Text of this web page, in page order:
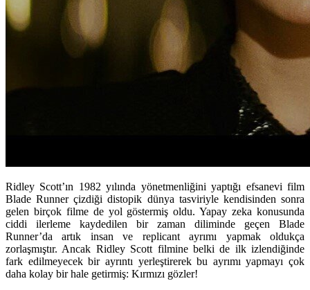
Ridley Scott’ın 1982 yılında yönetmenliğini yaptığı efsanevi film
Blade Runner çizdiği distopik dünya tasviriyle kendisinden sonra
gelen birçok filme de yol göstermiş oldu. Yapay zeka konusunda
ciddi ilerleme kaydedilen bir zaman diliminde geçen Blade
Runner’da artık insan ve replicant ayrımı yapmak oldukça
zorlaşmıştır. Ancak Ridley Scott filmine belki de ilk izlendiğinde
fark edilmeyecek bir ayrıntı yerleştirerek bu ayrımı yapmayı çok
daha kolay bir hale getirmiş: Kırmızı gözler!